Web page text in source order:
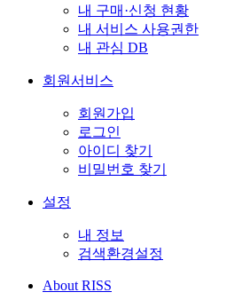
내 구매·신청 현황
내 서비스 사용권한
내 관심 DB
회원서비스
회원가입
로그인
아이디 찾기
비밀번호 찾기
설정
내 정보
검색환경설정
About RISS